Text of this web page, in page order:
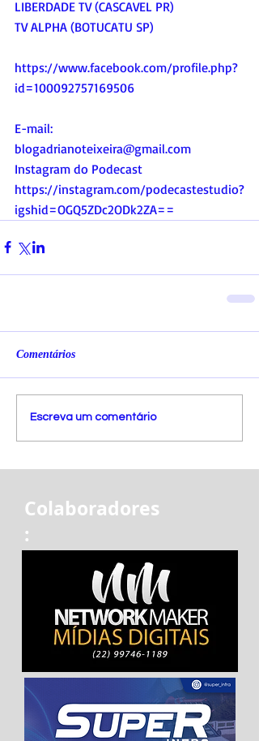
LIBERDADE TV (CASCAVEL PR)
TV ALPHA (BOTUCATU SP)
https://www.facebook.com/profile.php?
id=100092757169506
E-mail:
blogadrianoteixeira@gmail.com
Instagram do Podecast
https://instagram.com/podecastestudio?
igshid=OGQ5ZDc2ODk2ZA==
Comentários
Escreva um comentário
Colaboradores
: